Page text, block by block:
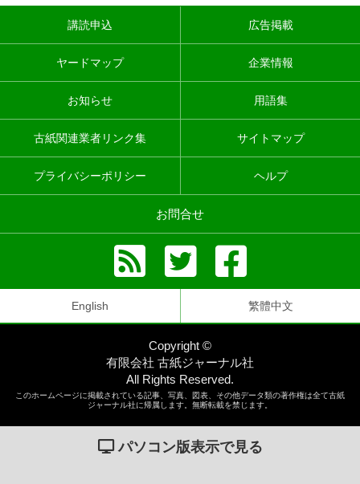
講読申込 広告掲載
ヤードマップ 企業情報
お知らせ 用語集
古紙関連業者リンク集 サイトマップ
プライバシーポリシー ヘルプ
お問合せ
English 繁體中文
Copyright ©
有限会社 古紙ジャーナル社
All Rights Reserved.
このホームページに掲載されている記事、写真、図表、その他データ類の著作権は全て古紙
ジャーナル社に帰属します。無断転載を禁じます。
パソコン版表示で見る